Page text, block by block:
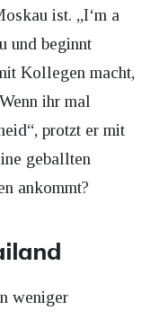
ist. „I‘m a
und beginnt
Kollegen macht,
ihr mal
protzt er mit
geballten
ankommt?
weniger